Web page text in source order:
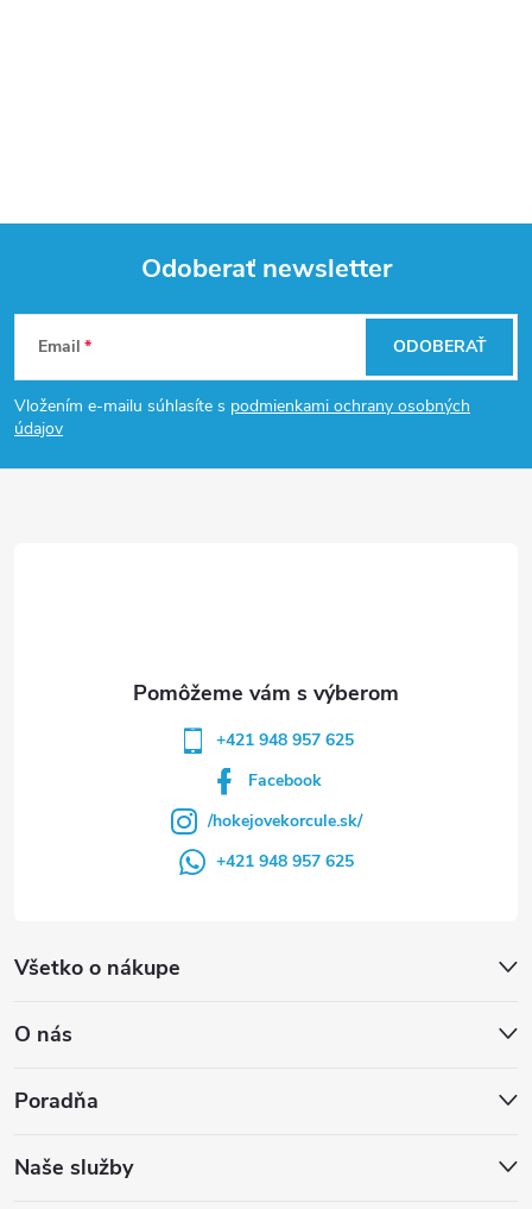
Z
á
p
Odoberať newsletter
Email
Vložením e-mailu súhlasíte s podmienkami ochrany osobných
údajov
ODOBERAŤ
Všetko o nákupe
O nás
Poradňa
Naše služby
+421 948 957 625
Facebook
/hokejovekorcule.sk/
+421 948 957 625